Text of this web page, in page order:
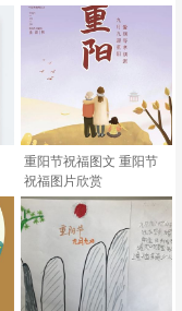
重阳节祝福图文 重阳节
祝福图片欣赏